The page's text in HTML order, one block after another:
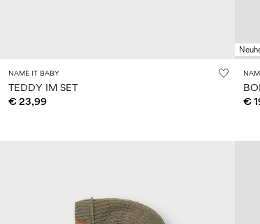
NAME IT BABY
TEDDY IM SET
€ 23,99
€